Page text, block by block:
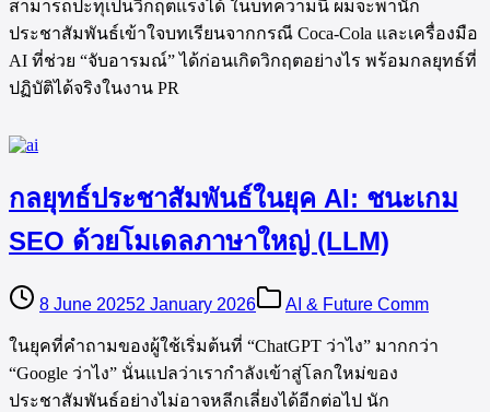
สามารถปะทุเป็นวิกฤตแรงได้ ในบทความนี้ ผมจะพานัก
ประชาสัมพันธ์เข้าใจบทเรียนจากกรณี Coca‑Cola และเครื่องมือ
AI ที่ช่วย “จับอารมณ์” ได้ก่อนเกิดวิกฤตอย่างไร พร้อมกลยุทธ์ที่
ปฏิบัติได้จริงในงาน PR
กลยุทธ์ประชาสัมพันธ์ในยุค AI: ชนะเกม
SEO ด้วยโมเดลภาษาใหญ่ (LLM)
8 June 20252 January 2026 AI & Future Comm
ในยุคที่คำถามของผู้ใช้เริ่มต้นที่ “ChatGPT ว่าไง” มากกว่า
“Google ว่าไง” นั่นแปลว่าเรากำลังเข้าสู่โลกใหม่ของ
ประชาสัมพันธ์อย่างไม่อาจหลีกเลี่ยงได้อีกต่อไป นัก